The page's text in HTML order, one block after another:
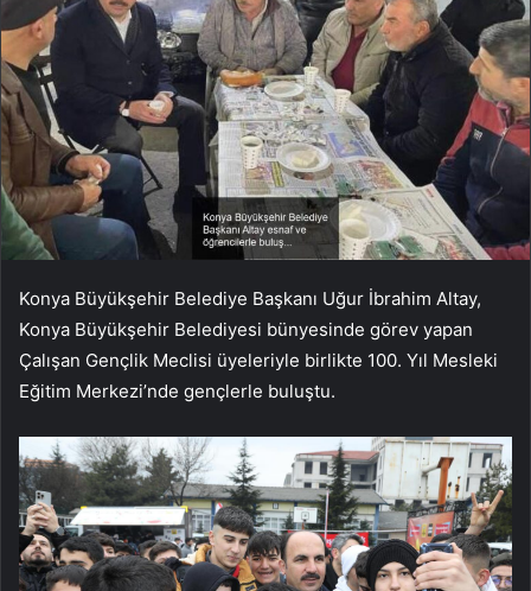
Konya Büyükşehir Belediye Başkanı Uğur İbrahim Altay,
Konya Büyükşehir Belediyesi bünyesinde görev yapan
Çalışan Gençlik Meclisi üyeleriyle birlikte 100. Yıl Mesleki
Eğitim Merkezi’nde gençlerle buluştu.